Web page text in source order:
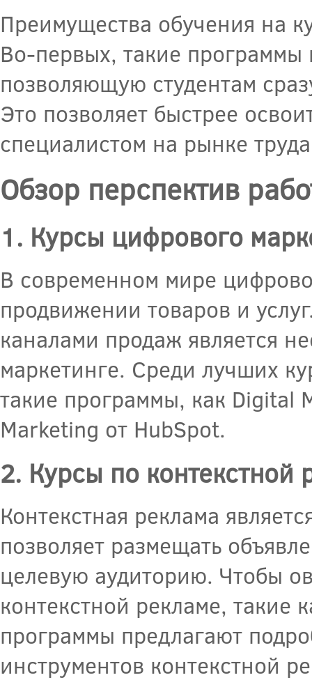
Преимущества обучения на
Во-первых, такие
позволяющую студентам
Это позволяет быстрее
специалистом на рынке
Обзор перспектив
1. Курсы цифрового
В современном мире
продвижении товаров и
каналами продаж является
маркетинге. Среди лучших
такие программы, как Digital
Marketing от HubSpot.
2. Курсы по контекстной
Контекстная реклама
позволяет размещать
целевую аудиторию. Чтобы
контекстной рекламе, такие
программы предлагают
инструментов контекстной